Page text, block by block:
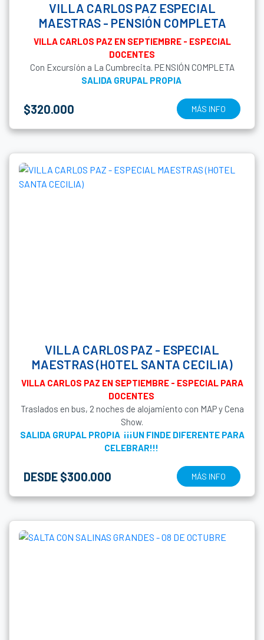
VILLA CARLOS PAZ ESPECIAL
MAESTRAS - PENSIÓN COMPLETA
VILLA CARLOS PAZ EN SEPTIEMBRE - ESPECIAL
DOCENTES
Con Excursión a La Cumbrecita. PENSIÓN COMPLETA
SALIDA GRUPAL PROPIA
$320.000 MÁS INFO
VILLA CARLOS PAZ - ESPECIAL
MAESTRAS (HOTEL SANTA CECILIA)
VILLA CARLOS PAZ EN SEPTIEMBRE - ESPECIAL PARA
DOCENTES
Traslados en bus, 2 noches de alojamiento con MAP y Cena
Show.
SALIDA GRUPAL PROPIA ¡¡¡UN FINDE DIFERENTE PARA
CELEBRAR!!!
DESDE $300.000 MÁS INFO